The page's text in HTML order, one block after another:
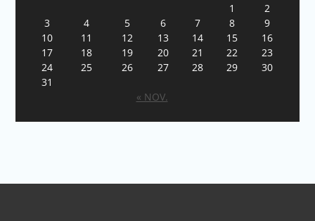
1
2
3
4 5 6 7 8
9
10
11 12 13 14 15
16
17
18 19 20 21 22
23
24
25 26 27 28 29
30
31
« NOV.